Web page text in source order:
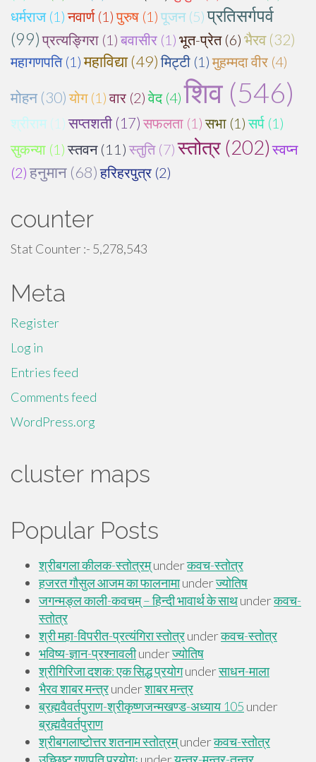
धर्मराज (1) नवार्ण (1) पुरुष (1) पूजन (5) प्रतिसर्गपर्व
(99) प्रत्यङ्गिरा (1) बवासीर (1) भूत-प्रेत (6) भैरव (32)
महागणपति (1) महाविद्या (49) मिट्टी (1) मुहम्मदा वीर (4)
मोहन (30) योग (1) वार (2) वेद (4) शिव (546)
श्रीराम (1) सप्तशती (17) सफलता (1) सभा (1) सर्प (1)
सुकन्या (1) स्तवन (11) स्तुति (7) स्तोत्र (202) स्वप्न
(2) हनुमान (68) हरिहरपुत्र (2)
counter
Stat Counter :- 5,278,543
Meta
Register
Log in
Entries feed
Comments feed
WordPress.org
cluster maps
Popular Posts